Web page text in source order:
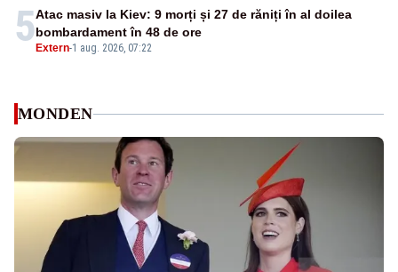
5 Extern-1 aug. 2026, 07:22
Atac masiv la Kiev: 9 morți și 27 de răniți în al doilea
bombardament în 48 de ore
MONDEN